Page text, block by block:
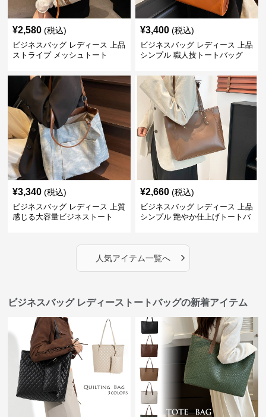
¥2,580 (税込)
ビジネスバッグ レディース 上品
ストライプ メッシュトート
¥3,400 (税込)
ビジネスバッグ レディース 上品
シンプル 職人技トートバッグ
¥3,340 (税込)
ビジネスバッグ レディース 上質
感じる大容量ビジネストート
¥2,660 (税込)
ビジネスバッグ レディース 上品
シンプル 艶やか仕上げトートバ
人気アイテム一覧へ ›
ビジネスバッグ レディーストートバッグの新着アイテム